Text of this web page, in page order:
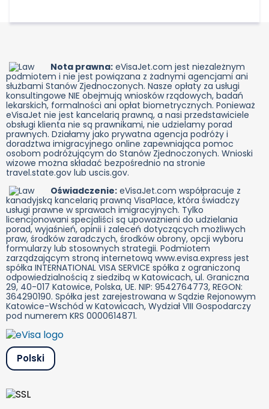
Nota prawna: eVisaJet.com jest niezależnym
podmiotem i nie jest powiązana z żadnymi agencjami ani
służbami Stanów Zjednoczonych. Nasze opłaty za usługi
konsultingowe NIE obejmują wniosków rządowych, badań
lekarskich, formalności ani opłat biometrycznych. Ponieważ
eVisaJet nie jest kancelarią prawną, a nasi przedstawiciele
obsługi klienta nie są prawnikami, nie udzielamy porad
prawnych. Działamy jako prywatna agencja podróży i
doradztwa imigracyjnego online zapewniająca pomoc
osobom podróżującym do Stanów Zjednoczonych. Wnioski
wizowe można składać bezpośrednio na stronie
travel.state.gov lub uscis.gov.
Oświadczenie: eVisaJet.com współpracuje z
kanadyjską kancelarią prawną VisaPlace, która świadczy
usługi prawne w sprawach imigracyjnych. Tylko
licencjonowani specjaliści są upoważnieni do udzielania
porad, wyjaśnień, opinii i zaleceń dotyczących możliwych
praw, środków zaradczych, środków obrony, opcji wyboru
formularzy lub stosownych strategii. Podmiotem
zarządzającym stroną internetową www.evisa.express jest
spółka INTERNATIONAL VISA SERVICE spółka z ograniczoną
odpowiedzialnością z siedzibą w Katowicach, ul. Graniczna
29, 40-017 Katowice, Polska, UE. NIP: 9542764773, REGON:
364290190. Spółka jest zarejestrowana w Sądzie Rejonowym
Katowice-Wschód w Katowicach, Wydział VIII Gospodarczy
pod numerem KRS 0000614871.
Polski